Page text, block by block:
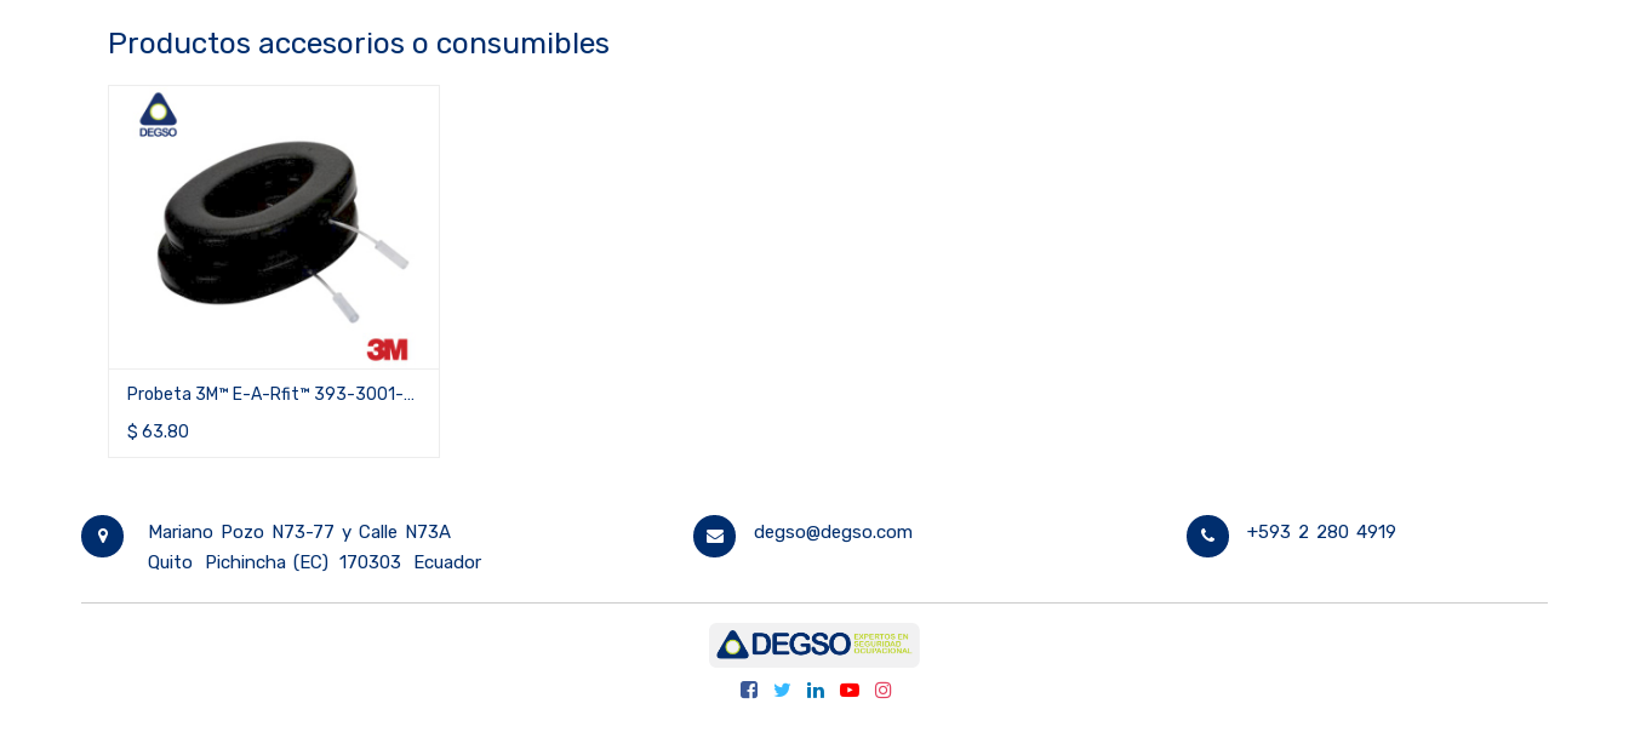
Productos accesorios o consumibles
Probeta 3M™ E-A-Rfit™ 393-3001-2
para orejeras PELTOR™ X1/X2 y
Optime™ I/II/95/98/101 (caja de 2
$63.80
Mariano Pozo N73-77 y Calle N73A
Quito
Pichincha (EC) 170303 Ecuador
degso@degso.com +593 2 280 4919